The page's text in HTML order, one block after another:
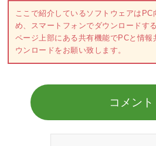
ここで紹介しているソフトウェアは
め、スマートフォンでダウンロードす
ページ上部にある共有機能でPCと情
ウンロードをお願い致します。
コメント